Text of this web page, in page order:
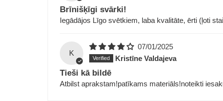
Brīnišķīgi svārki!
Iegādājos Līgo svētkiem, laba kvalitāte, ērti (ļoti
K
07/01/2025
Kristīne Valdajeva
Tieši kā bildē
Atbilst aprakstam!patīkams materiāls!noteikti